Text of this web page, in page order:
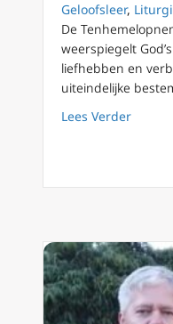
Geloofsleer,
De
weerspiegelt
liefhebben en
uiteindelijke
Lees Verderabout